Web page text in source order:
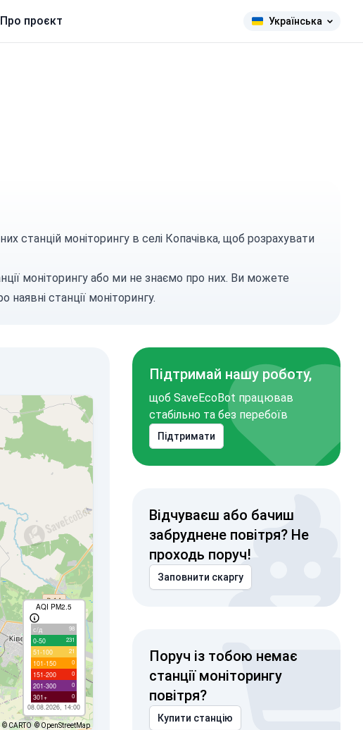
Про проєкт Українська
станцій моніторингу в селі Копачівка, щоб розрахувати
моніторингу або ми не знаємо про них. Ви можете
наявні станції моніторингу.
AQI PM2.5
с/д 98
0-50 231
51-100 21
101-150 0
151-200 0
201-300 0
301+ 0
08.08.2026, 14:00
© CARTO © OpenStreetMap
Підтримай нашу роботу,
щоб SaveEcoBot працював
стабільно та без перебоїв
Підтримати
Відчуваєш або бачиш
забруднене повітря? Не
проходь поруч!
Заповнити скаргу
Поруч із тобою немає
станції моніторингу
повітря?
Купити станцію